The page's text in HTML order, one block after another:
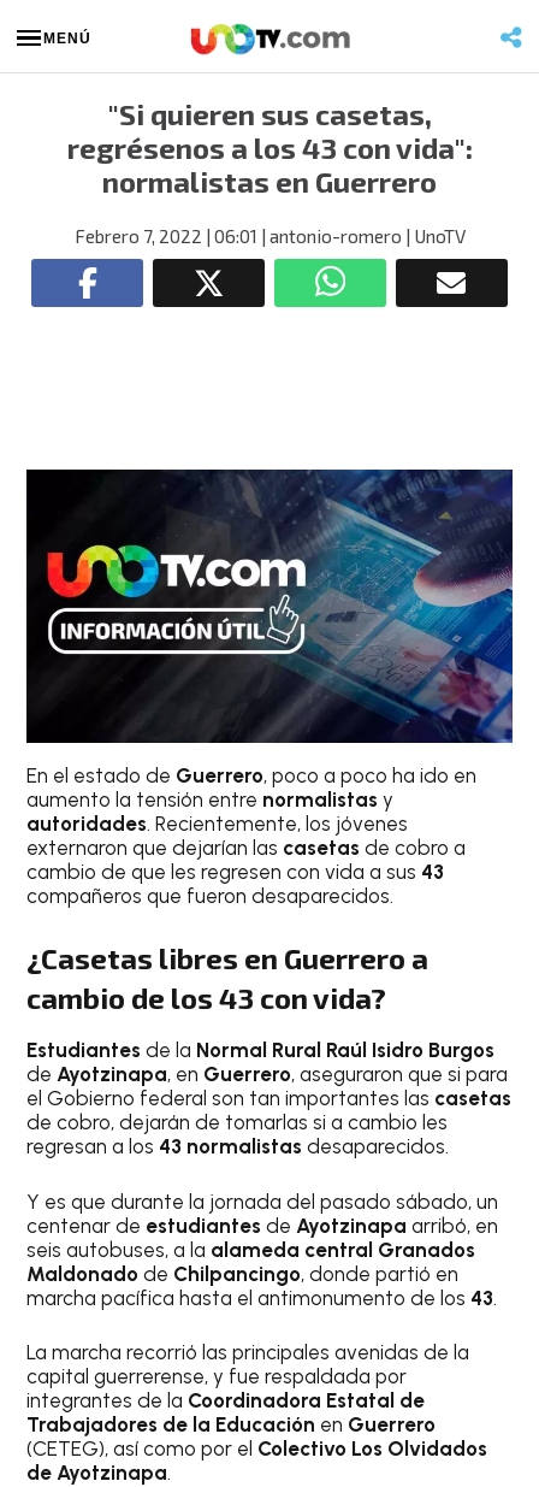
MENÚ
"Si quieren sus casetas,
regrésenos a los 43 con vida":
normalistas en Guerrero
Febrero 7, 2022 | 06:01 | antonio-romero | UnoTV
En el estado de Guerrero, poco a poco ha ido en
aumento la tensión entre normalistas y
autoridades. Recientemente, los jóvenes
externaron que dejarían las casetas de cobro a
cambio de que les regresen con vida a sus 43
compañeros que fueron desaparecidos.
¿Casetas libres en Guerrero a
cambio de los 43 con vida?
Estudiantes de la Normal Rural Raúl Isidro Burgos
deAyotzinapa, en Guerrero, aseguraron que si para
el Gobierno federal son tan importantes las casetas
de cobro, dejarán de tomarlas si a cambio les
regresan a los 43 normalistas desaparecidos.
Y es que durante la jornada del pasado sábado, un
centenar de estudiantes de Ayotzinapa arribó, en
seis autobuses, a la alameda central Granados
Maldonado de Chilpancingo, donde partió en
marcha pacífica hasta el antimonumento de los 43.
La marcha recorrió las principales avenidas de la
capital guerrerense, y fue respaldada por
integrantes de la Coordinadora Estatal de
Trabajadores de la Educación en Guerrero
(CETEG), así como por el Colectivo Los Olvidados
de Ayotzinapa.